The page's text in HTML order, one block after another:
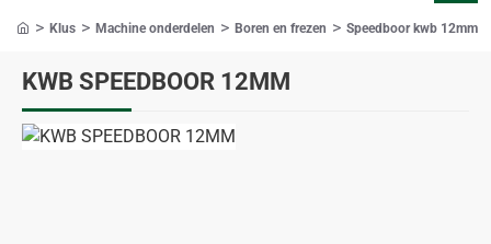
KWB SPEEDBOOR 12MM
Klus Machine onderdelen Boren en frezen Speedboor kwb 12mm